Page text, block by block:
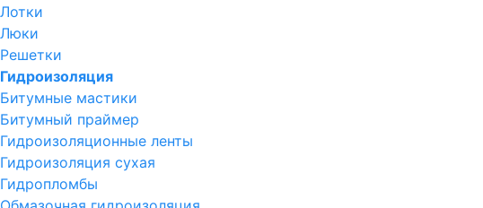
Лотки
Люки
Решетки
Гидроизоляция
Битумные мастики
Битумный праймер
Гидроизоляционные ленты
Гидроизоляция сухая
Гидропломбы